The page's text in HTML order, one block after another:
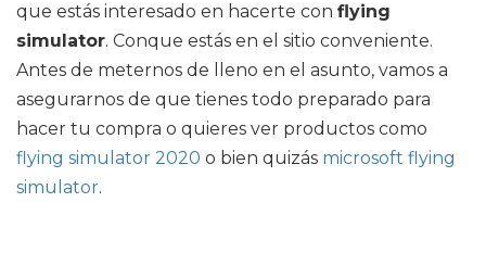
que estás interesado en hacerte con flying
simulator. Conque estás en el sitio conveniente.
Antes de meternos de lleno en el asunto, vamos a
asegurarnos de que tienes todo preparado para
hacer tu compra o quieres ver productos como
flying simulator 2020 o bien quizás microsoft flying
simulator.